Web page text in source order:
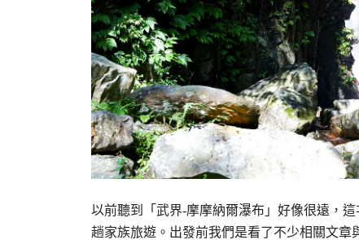
以前聽到「武界-摩摩納爾瀑布」好像很遠，
趟家族旅遊。出發前我們是看了不少相關文章